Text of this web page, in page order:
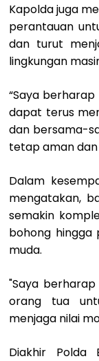
Kapolda juga
perantauan
dan turut
lingkungan
“Saya
dapat terus
dan bersama-
tetap aman dan
Dalam
mengatakan,
semakin
bohong hingga
muda.
"Saya
orang tua
menjaga nilai
Diakhir Polda